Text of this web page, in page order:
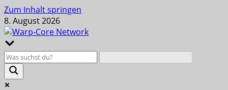
Zum Inhalt springen
8. August 2026